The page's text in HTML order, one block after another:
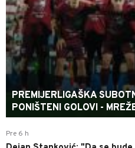
PREMIJERLIGAŠKA
PONIŠTENI GOLOVI -
Pre 6 h